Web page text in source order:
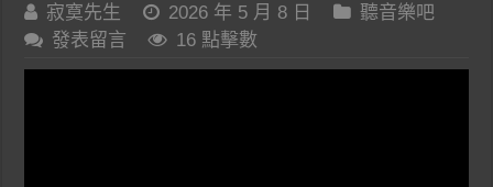
寂寞先生 2026 年 5 月 8 日
聽音樂吧
發表留言
16 點擊數